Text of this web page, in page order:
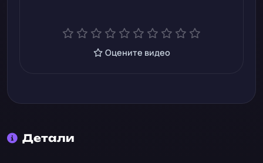
Оцените видео
Детали